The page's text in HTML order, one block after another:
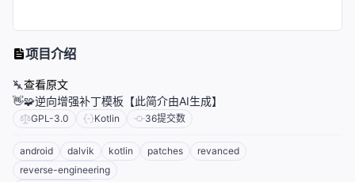
项目介绍
查看原文
👋🧩逆向增强补丁模板【此简介由AI生成】
GPL-3.0 Kotlin 36提交数
android dalvik kotlin patches
revanced
reverse-engineering